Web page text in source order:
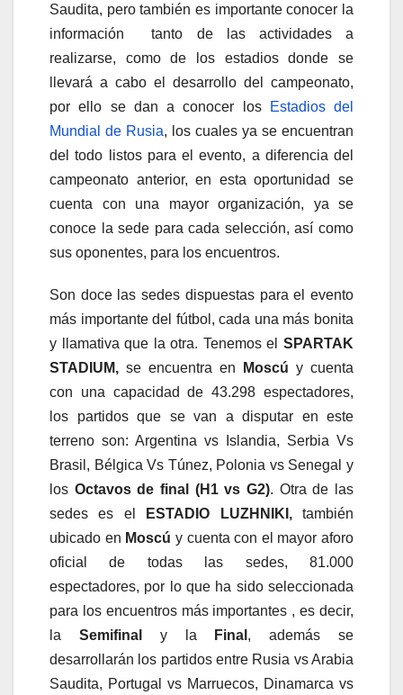
Saudita, pero también es importante conocer la
información tanto de las actividades a
realizarse, como de los estadios donde se
llevará a cabo el desarrollo del campeonato,
por ello se dan a conocer los
Estadios del
Mundial de Rusia, los cuales ya se encuentran
del todo listos para el evento, a diferencia del
campeonato anterior, en esta oportunidad se
cuenta con una mayor organización, ya se
conoce la sede para cada selección, así como
sus oponentes, para los encuentros.
Son doce las sedes dispuestas para el evento
más importante del fútbol, cada una más bonita
y llamativa que la otra. Tenemos el SPARTAK
STADIUM, se encuentra en Moscú y cuenta
con una capacidad de 43.298 espectadores,
los partidos que se van a disputar en este
terreno son: Argentina vs Islandia, Serbia Vs
Brasil, Bélgica Vs Túnez, Polonia vs Senegal y
los Octavos de final (H1 vs G2). Otra de las
sedes es el
ESTADIO LUZHNIKI,también
ubicado en Moscú y cuenta con el mayor aforo
oficial de todas las sedes, 81.000
espectadores, por lo que ha sido seleccionada
para los encuentros más importantes , es decir,
la Semifinal y la Final , además se
desarrollarán los partidos entre Rusia vs Arabia
Saudita, Portugal vs Marruecos, Dinamarca vs